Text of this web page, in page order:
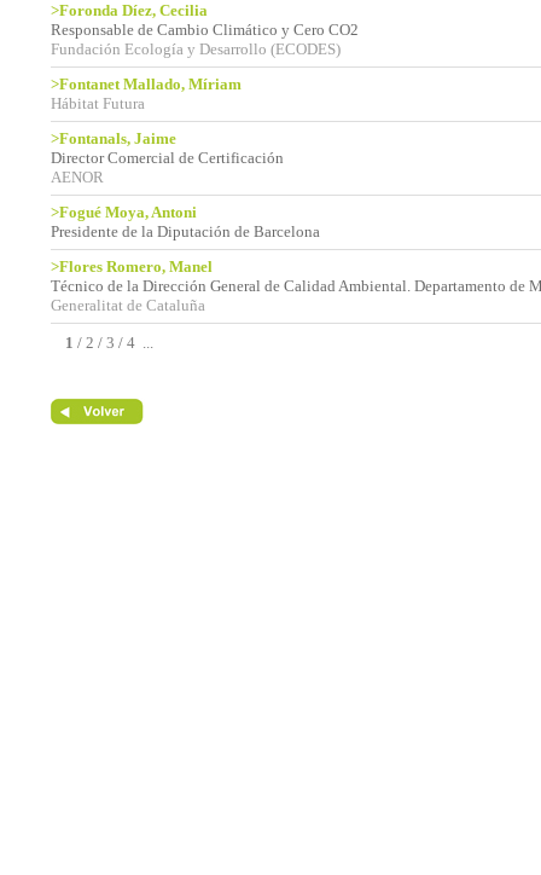
>Foronda Díez, Cecilia
Responsable de Cambio Climático y Cero CO2
Fundación Ecología y Desarrollo (ECODES)
>Fontanet Mallado, Míriam
Hábitat Futura
>Fontanals, Jaime
Director Comercial de Certificación
AENOR
>Fogué Moya, Antoni
Presidente de la Diputación de Barcelona
>Flores Romero, Manel
Técnico de la Dirección General de Calidad Ambiental. Departamento de
Generalitat de Cataluña
1 / 2 / 3 / 4 ...